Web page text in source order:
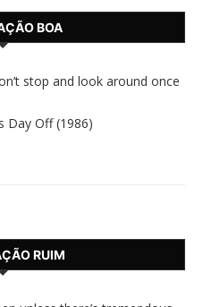
BOA
stop and look around once
Day Off (1986)
RUIM